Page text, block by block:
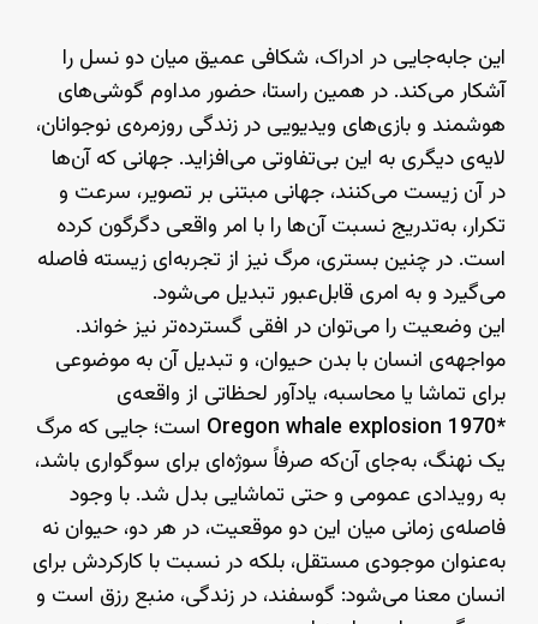
این جابه‌جایی در ادراک، شکافی عمیق میان دو نسل را
آشکار می‌کند. در همین راستا، حضور مداوم گوشی‌های
هوشمند و بازی‌های ویدیویی در زندگی روزمره‌ی نوجوانان،
لایه‌ی دیگری به این بی‌تفاوتی می‌افزاید. جهانی که آن‌ها
در آن زیست می‌کنند، جهانی مبتنی بر تصویر، سرعت و
تکرار، به‌تدریج نسبت آن‌ها را با امر واقعی دگرگون کرده
است. در چنین بستری، مرگ نیز از تجربه‌ای زیسته فاصله
می‌گیرد و به امری قابل‌عبور تبدیل می‌شود.
این وضعیت را می‌توان در افقی گسترده‌تر نیز خواند.
مواجهه‌ی انسان با بدن حیوان، و تبدیل آن به موضوعی
برای تماشا یا محاسبه، یادآور لحظاتی از واقعه‌ی
*Oregon whale explosion 1970
است؛ جایی که مرگ
یک نهنگ، به‌جای آن‌که صرفاً سوژه‌ای برای سوگواری باشد،
به رویدادی عمومی و حتی تماشایی بدل شد. با وجود
فاصله‌ی زمانی میان این دو موقعیت، در هر دو، حیوان نه
به‌عنوان موجودی مستقل، بلکه در نسبت با کارکردش برای
انسان معنا می‌شود: گوسفند، در زندگی، منبع رزق است و